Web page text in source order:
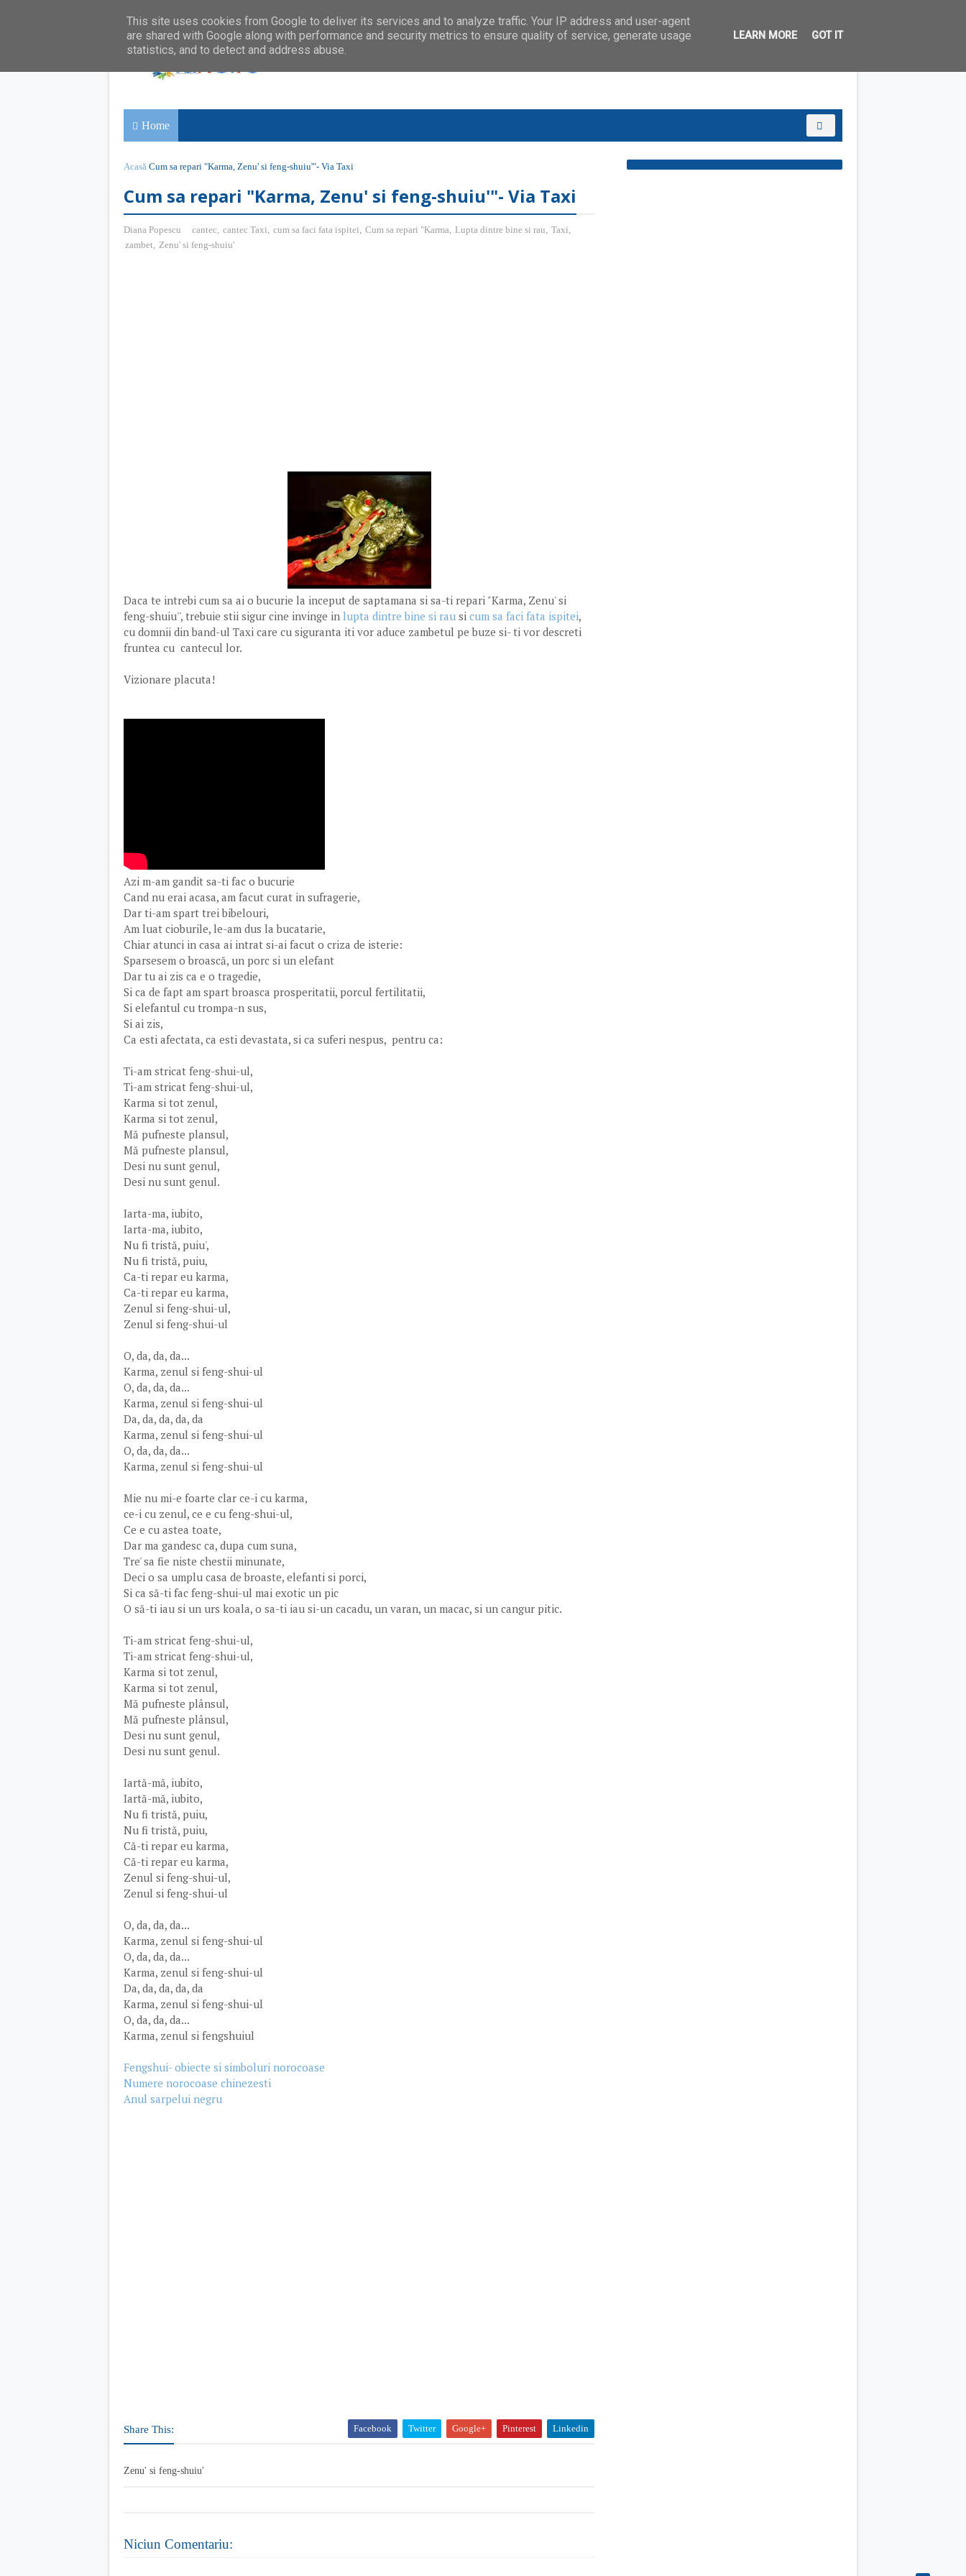
Home
Acasă Cum sa repari "Karma, Zenu' si feng-shuiu'"- Via Taxi
Cum sa repari "Karma, Zenu' si feng-shuiu'"- Via Taxi
Diana Popescu cantec, cantec Taxi, cum sa faci fata ispitei, Cum sa repari "Karma, Lupta dintre bine si rau, Taxi,
zambet, Zenu' si feng-shuiu'
Daca te intrebi cum sa ai o bucurie la inceput de saptamana si sa-ti repari "Karma, Zenu' si
feng-shuiu'', trebuie stii sigur cine invinge in lupta dintre bine si rau si cum sa faci fata ispitei,
cu domnii din band-ul Taxi care cu siguranta iti vor aduce zambetul pe buze si- ti vor descreti
fruntea cu cantecul lor.
Vizionare placuta!
Azi m-am gandit sa-ti fac o bucurie
Cand nu erai acasa, am facut curat in sufragerie,
Dar ti-am spart trei bibelouri,
Am luat cioburile, le-am dus la bucatarie,
Chiar atunci in casa ai intrat si-ai facut o criza de isterie:
Sparsesem o broască, un porc si un elefant
Dar tu ai zis ca e o tragedie,
Si ca de fapt am spart broasca prosperitatii, porcul fertilitatii,
Si elefantul cu trompa-n sus,
Si ai zis,
Ca esti afectata, ca esti devastata, si ca suferi nespus, pentru ca:
Ti-am stricat feng-shui-ul,
Ti-am stricat feng-shui-ul,
Karma si tot zenul,
Karma si tot zenul,
Mă pufneste plansul,
Mă pufneste plansul,
Desi nu sunt genul,
Desi nu sunt genul.
Iarta-ma, iubito,
Iarta-ma, iubito,
Nu fi tristă, puiu',
Nu fi tristă, puiu,
Ca-ti repar eu karma,
Ca-ti repar eu karma,
Zenul si feng-shui-ul,
Zenul si feng-shui-ul
O, da, da, da...
Karma, zenul si feng-shui-ul
O, da, da, da...
Karma, zenul si feng-shui-ul
Da, da, da, da, da
Karma, zenul si feng-shui-ul
O, da, da, da...
Karma, zenul si feng-shui-ul
Mie nu mi-e foarte clar ce-i cu karma,
ce-i cu zenul, ce e cu feng-shui-ul,
Ce e cu astea toate,
Dar ma gandesc ca, dupa cum suna,
Tre' sa fie niste chestii minunate,
Deci o sa umplu casa de broaste, elefanti si porci,
Si ca să-ti fac feng-shui-ul mai exotic un pic
O să-ti iau si un urs koala, o sa-ti iau si-un cacadu, un varan, un macac, si un cangur pitic.
Ti-am stricat feng-shui-ul,
Ti-am stricat feng-shui-ul,
Karma si tot zenul,
Karma si tot zenul,
Mă pufneste plânsul,
Mă pufneste plânsul,
Desi nu sunt genul,
Desi nu sunt genul.
Iartă-mă, iubito,
Iartă-mă, iubito,
Nu fi tristă, puiu,
Nu fi tristă, puiu,
Că-ti repar eu karma,
Că-ti repar eu karma,
Zenul si feng-shui-ul,
Zenul si feng-shui-ul
O, da, da, da...
Karma, zenul si feng-shui-ul
O, da, da, da...
Karma, zenul si feng-shui-ul
Da, da, da, da, da
Karma, zenul si feng-shui-ul
O, da, da, da...
Karma, zenul si fengshuiul
Fengshui- obiecte si simboluri norocoase
Numere norocoase chinezesti
Anul sarpelui negru
Share This: Facebook Twitter Google+ Pinterest Linkedin
Zenu' si feng-shuiu'
Niciun Comentariu:
This site uses cookies from Google to deliver its services and to analyze traffic. Your IP address and user-agent
are shared with Google along with performance and security metrics to ensure quality of service, generate usage
statistics, and to detect and address abuse.
LEARN MORE GOT IT